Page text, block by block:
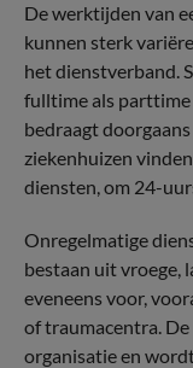
De werktijden van
kunnen sterk
het dienstverband.
fulltime als
bedraagt
ziekenhuizen
diensten, om 24-
Onregelmatige
bestaan uit vroege,
eveneens voor,
of traumacentra.
organisatie en